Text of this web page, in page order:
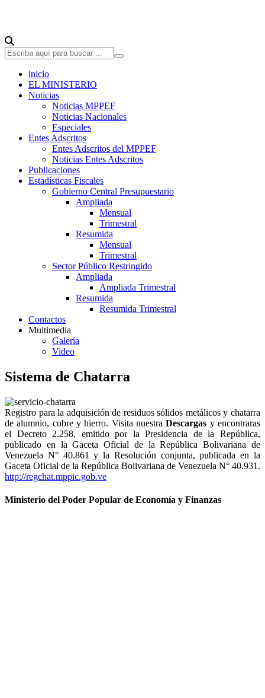
inicio
EL MINISTERIO
Noticias
Noticias MPPEF
Noticias Nacionales
Especiales
Entes Adscritos
Entes Adscritos del MPPEF
Noticias Entes Adscritos
Publicaciones
Estadísticas Fiscales
Gobierno Central Presupuestario
Ampliada
Mensual
Trimestral
Resumida
Mensual
Trimestral
Sector Público Restringido
Ampliada
Ampliada Trimestral
Resumida
Resumida Trimestral
Contactos
Multimedia
Galería
Video
Sistema de Chatarra
Registro para la adquisición de residuos sólidos metálicos y chatarra
de alumnio, cobre y hierro. Visita nuestraDescargas y encontraras
el Decreto 2.258, emitido por la Presidencia de la República,
publicado en la Gaceta Oficial de la República Bolivariana de
Venezuela N° 40.861 y la Resolución conjunta, publicada en la
Gaceta Oficial de la República Bolivariana de Venezuela N° 40.931.
http://regchat.mppic.gob.ve
Ministerio del Poder Popular de Economía y Finanzas